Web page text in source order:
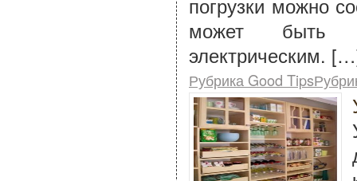
погрузки можно
может быть
электрическим.
Рубрика Good